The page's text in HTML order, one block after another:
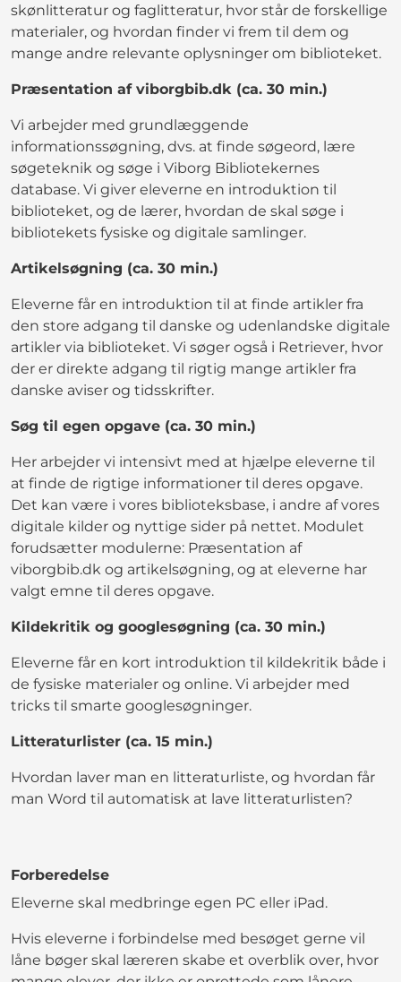
skønlitteratur og faglitteratur, hvor står de forskellige
materialer, og hvordan finder vi frem til dem og
mange andre relevante oplysninger om biblioteket.
Præsentation af viborgbib.dk (ca. 30 min.)
Vi arbejder med grundlæggende
informationssøgning, dvs. at finde søgeord, lære
søgeteknik og søge i Viborg Bibliotekernes
database. Vi giver eleverne en introduktion til
biblioteket, og de lærer, hvordan de skal søge i
bibliotekets fysiske og digitale samlinger.
Artikelsøgning (ca. 30 min.)
Eleverne får en introduktion til at finde artikler fra
den store adgang til danske og udenlandske digitale
artikler via biblioteket. Vi søger også i Retriever, hvor
der er direkte adgang til rigtig mange artikler fra
danske aviser og tidsskrifter.
Søg til egen opgave (ca. 30 min.)
Her arbejder vi intensivt med at hjælpe eleverne til
at finde de rigtige informationer til deres opgave.
Det kan være i vores biblioteksbase, i andre af vores
digitale kilder og nyttige sider på nettet. Modulet
forudsætter modulerne: Præsentation af
viborgbib.dk og artikelsøgning, og at eleverne har
valgt emne til deres opgave.
Kildekritik og googlesøgning (ca. 30 min.)
Eleverne får en kort introduktion til kildekritik både i
de fysiske materialer og online. Vi arbejder med
tricks til smarte googlesøgninger.
Litteraturlister (ca. 15 min.)
Hvordan laver man en litteraturliste, og hvordan får
man Word til automatisk at lave litteraturlisten?
Forberedelse
Eleverne skal medbringe egen PC eller iPad.
Hvis eleverne i forbindelse med besøget gerne vil
låne bøger skal læreren skabe et overblik over, hvor